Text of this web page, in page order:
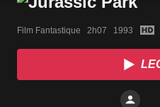
Film Fantastique   2h07   1993